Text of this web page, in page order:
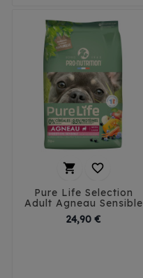
 
Pure Life Selection
Adult Agneau Sensible
24,90 €